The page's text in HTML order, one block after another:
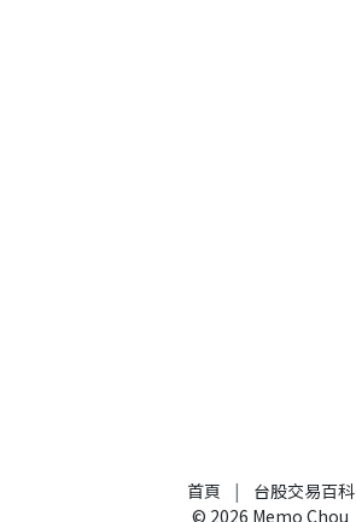
首頁 |
台股交易百科
© 2026 Memo Chou